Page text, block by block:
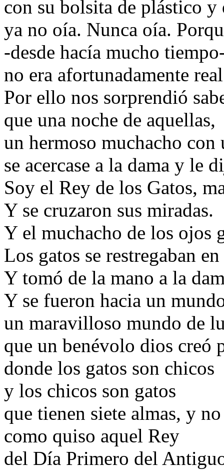
con su bolsita de plástico y
ya no oía. Nunca oía.
-desde hacía mucho
no era afortunadamente
Por ello nos sorprendió
que una noche de aquellas,
un hermoso muchacho
se acercase a la dama y le
Soy el Rey de los Gatos,
Y se cruzaron sus miradas.
Y el muchacho de los ojos
Los gatos se restregaban
Y tomó de la mano a la
Y se fueron hacia un
un maravilloso mundo de
que un benévolo dios creó
donde los gatos son chicos
y los chicos son gatos
que tienen siete almas, y
como quiso aquel Rey
del Día Primero del